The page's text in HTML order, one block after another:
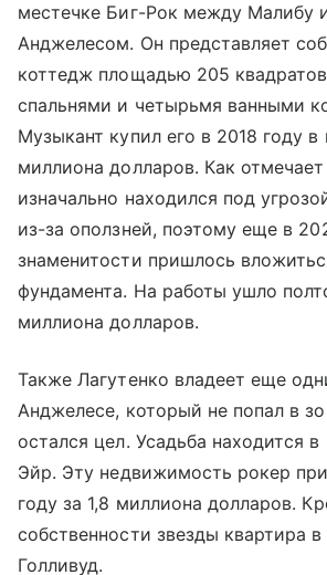
местечке Биг-Рок между Малибу
Анджелесом. Он представляет
коттедж площадью 205
спальнями и четырьмя ванными
Музыкант купил его в 2018 году в
миллиона долларов. Как
изначально находился под
из-за оползней, поэтому еще в
знаменитости пришлось
фундамента. На работы ушло
миллиона долларов.
Также Лагутенко владеет еще
Анджелесе, который не попал в
остался цел. Усадьба находится
Эйр. Эту недвижимость рокер
году за 1,8 миллиона долларов.
собственности звезды квартира
Голливуд.